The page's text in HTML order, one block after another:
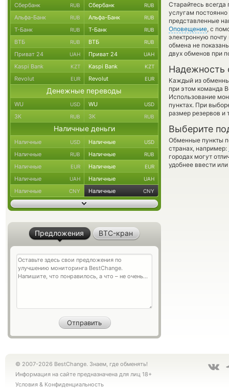
Старайтесь
услугам
представленные
Оповещение, с
электронную
обмена не
двух обменов при
Надежность
Каждый из
при этом команда
Использование
пунктах. При
размер резервов и
Выберите
Обменные пункты
странах, например:
городах могут
удобнее ввести
Сбербанк RUB Сбербанк RUB
Альфа-Банк RUB Альфа-Банк RUB
Т-Банк RUB Т-Банк RUB
ВТБ RUB ВТБ RUB
Приват 24 UAH Приват 24 UAH
Kaspi Bank KZT Kaspi Bank KZT
Revolut EUR Revolut EUR
Денежные переводы
WU USD WU USD
ЗК RUB ЗК RUB
Наличные деньги
Наличные USD Наличные USD
Наличные RUB Наличные RUB
Наличные EUR Наличные EUR
Наличные UAH Наличные UAH
Наличные CNY Наличные CNY
Предложения BTC-кран
© 2007-2026 BestChange. Знаем, где обменять!
Информация на сайте предназначена для лиц 18+
Условия & Конфиденциальность